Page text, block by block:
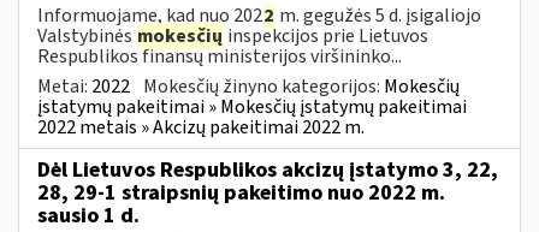
Informuojame, kad nuo 2022 m. gegužės 5 d. įsigaliojo
Valstybinės mokesčių inspekcijos prie Lietuvos
Respublikos finansų ministerijos viršininko...
Metai: 2022 Mokesčių žinyno kategorijos: Mokesčių
įstatymų pakeitimai » Mokesčių įstatymų pakeitimai
2022 metais » Akcizų pakeitimai 2022 m.
Dėl Lietuvos Respublikos akcizų įstatymo 3, 22,
28, 29-1 straipsnių pakeitimo nuo 2022 m.
sausio 1 d.